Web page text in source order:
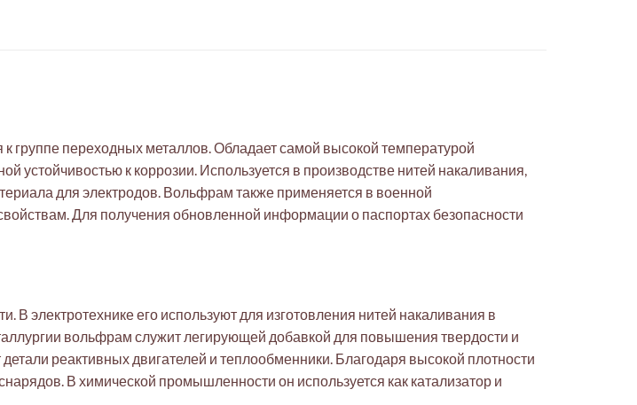
переходных металлов. Обладает самой высокой температурой
устойчивостью к коррозии. Используется в производстве нитей накаливания,
для электродов. Вольфрам также применяется в военной
Для получения обновленной информации о паспортах безопасности
электротехнике его используют для изготовления нитей накаливания в
вольфрам служит легирующей добавкой для повышения твердости и
реактивных двигателей и теплообменники. Благодаря высокой плотности
В химической промышленности он используется как катализатор и